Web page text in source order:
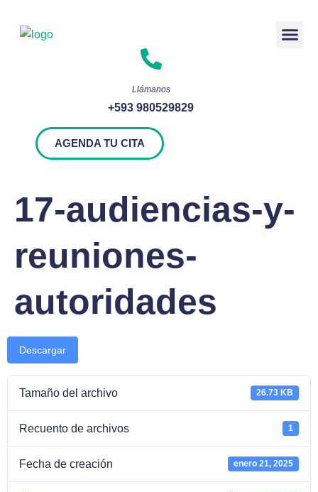
Llámanos
+593 980529829
AGENDA TU CITA
17-audiencias-y-
reuniones-
autoridades
Descargar
Tamaño del archivo 26.73 KB
Recuento de archivos 1
Fecha de creación enero 21, 2025